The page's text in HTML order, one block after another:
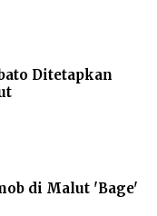
Ditetapkan
di Malut 'Bage'